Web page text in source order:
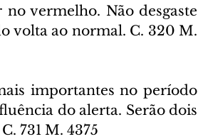
vermelho. Não desgaste
volta ao normal. C. 320 M.
importantes no período
do alerta. Serão dois
731 M. 4375